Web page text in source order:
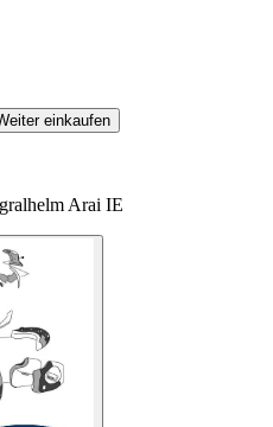
einkaufen
Arai IE